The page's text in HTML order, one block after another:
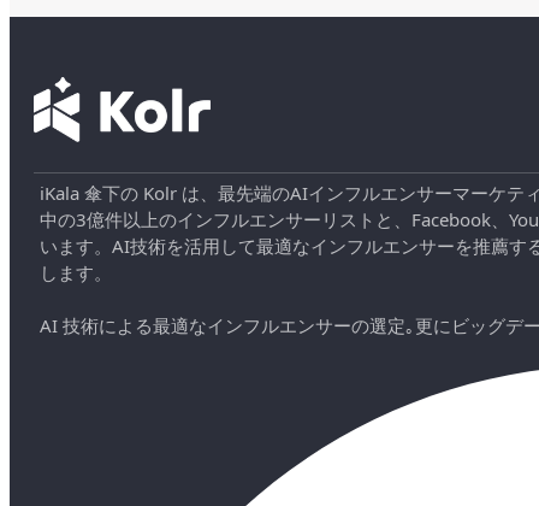
iKala 傘下の Kolr は、最先端のAIインフルエンサーマーケ
中の3億件以上のインフルエンサーリストと、Facebook、
います。AI技術を活用して最適なインフルエンサーを推薦
します。
AI 技術による最適なインフルエンサーの選定｡更にビッグデ